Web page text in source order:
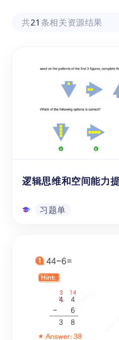
共21 条相关资源结果
逻辑思维和空间能力
习题单
通过《逻辑思维和空间
册》这个免费且可下载
以帮助6-15岁的儿童和
升逻辑思维、数学推理
力。该资源针对不同年
数学应用题和逻辑推理
强,是家长和老师很好
习题单